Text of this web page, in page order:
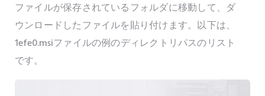
ファイルが保存されているフォルダに移動して、ダ
ウンロードしたファイルを貼り付けます。以下は、
1efe0.msiファイルの例のディレクトリパスのリスト
です。